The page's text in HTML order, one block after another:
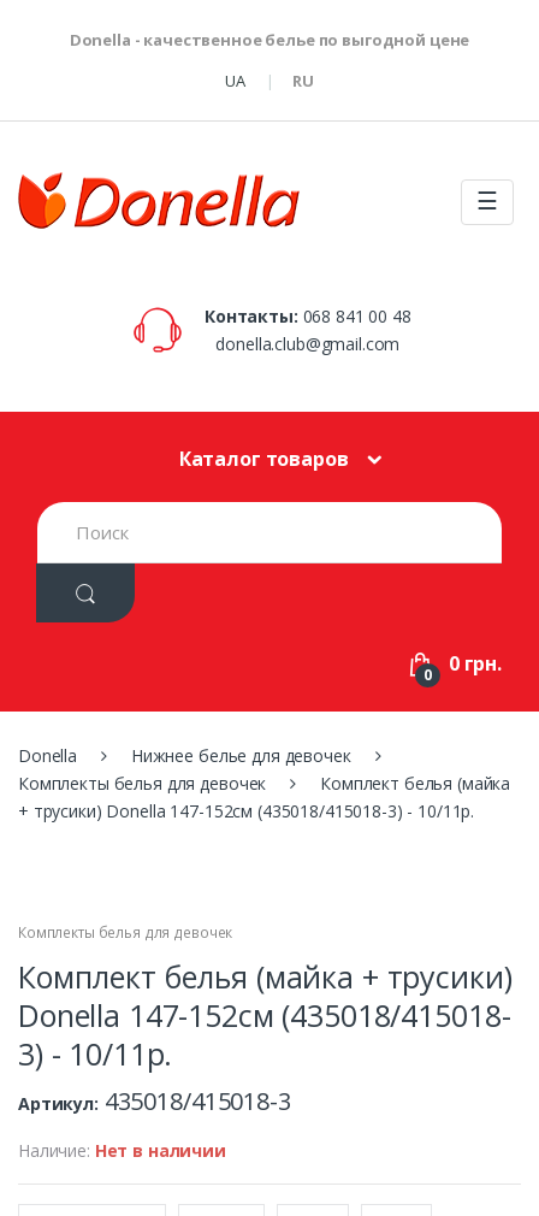
Donella - качественное белье по выгодной цене
UA
RU
☰
Контакты: 068 841 00 48
donella.club@gmail.com
Каталог товаров
S
e
h
:
0 0 грн.
Donella
Нижнее белье для девочек
Комплекты белья для девочек
Комплект белья (майка
+ трусики) Donella 147-152см (435018/415018-3) - 10/11р.
Комплекты белья для девочек
Комплект белья (майка + трусики)
Donella 147-152см (435018/415018-
3) - 10/11р.
Артикул: 435018/415018-3
Наличие: Нет в наличии